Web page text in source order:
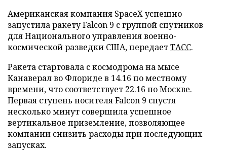
Американская компания SpaceX успешно
запустила ракету Falcon 9 с группой спутников
для Национального управления военно-
космической разведки США, передаетТАСС.
Ракета стартовала с космодрома на мысе
Канаверал во Флориде в 14.16 по местному
времени, что соответствует 22.16 по Москве.
Первая ступень носителя Falcon 9 спустя
несколько минут совершила успешное
вертикальное приземление, позволяющее
компании снизить расходы при последующих
запусках.